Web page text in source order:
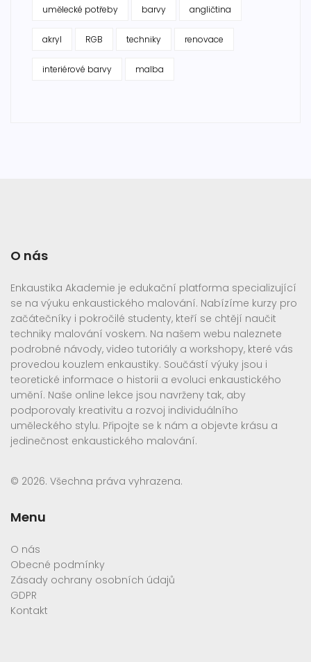
umělecké potřeby barvy angličtina
akryl RGB techniky renovace
interiérové barvy malba
O nás
Enkaustika Akademie je edukační platforma specializující
se na výuku enkaustického malování. Nabízíme kurzy pro
začátečníky i pokročilé studenty, kteří se chtějí naučit
techniky malování voskem. Na našem webu naleznete
podrobné návody, video tutoriály a workshopy, které vás
provedou kouzlem enkaustiky. Součástí výuky jsou i
teoretické informace o historii a evoluci enkaustického
umění. Naše online lekce jsou navrženy tak, aby
podporovaly kreativitu a rozvoj individuálního
uměleckého stylu. Připojte se k nám a objevte krásu a
jedinečnost enkaustického malování.
© 2026. Všechna práva vyhrazena.
Menu
O nás
Obecné podmínky
Zásady ochrany osobních údajů
GDPR
Kontakt